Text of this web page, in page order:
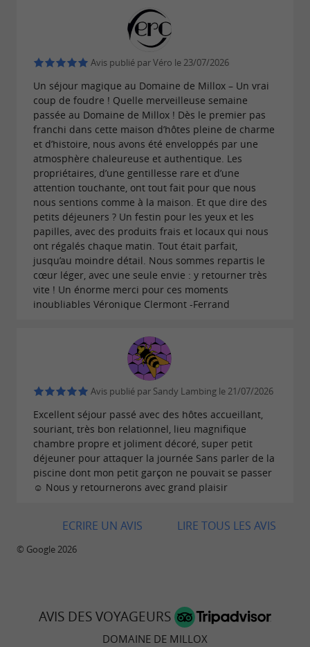
différents voyages et séjours « à l'étranger »
Ici, chaque objet a une histoire...
Lespetits déjeunersetdînerstable d’hôte sont
servis dans la véranda, face à la piscine et son
solarium.
Avis publié par Véro le 23/07/2026
Un séjour magique au Domaine de Millox – Un vrai
coup de foudre ! Quelle merveilleuse semaine
passée au Domaine de Millox ! Dès le premier pas
franchi dans cette maison d’hôtes pleine de charme
et d’histoire, nous avons été enveloppés par une
atmosphère chaleureuse et authentique. Les
propriétaires, d’une gentillesse rare et d’une
attention touchante, ont tout fait pour que nous
nous sentions comme à la maison. Et que dire des
petits déjeuners ? Un festin pour les yeux et les
papilles, avec des produits frais et locaux qui nous
ont régalés chaque matin. Tout était parfait,
jusqu’au moindre détail. Nous sommes repartis le
cœur léger, avec une seule envie : y retourner très
vite ! Un énorme merci pour ces moments
inoubliables Véronique Clermont -Ferrand
Avis publié par Sandy Lambing le 21/07/2026
Excellent séjour passé avec des hôtes accueillant,
souriant, très bon relationnel, lieu magnifique
chambre propre et joliment décoré, super petit
déjeuner pour attaquer la journée Sans parler de la
piscine dont mon petit garçon ne pouvait se passer
☺️ Nous y retournerons avec grand plaisir
LIRE TOUS LES AVIS
ECRIRE UN AVIS
© Google 2026
AVIS DES VOYAGEURS
DOMAINE DE MILLOX